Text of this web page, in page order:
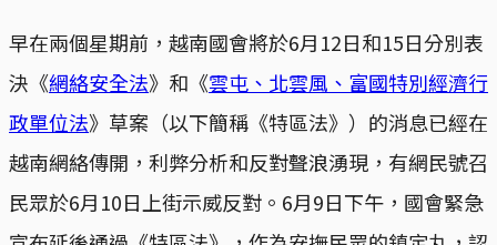
早在兩個星期前，越南國會將於6月12日和15日分別表
決《網絡安全法》和《雲屯、北雲風、富國特別經濟行
政單位法》草案（以下簡稱《特區法》）的消息已經在
越南網絡傳開，利弊分析和反對聲浪湧現，有網民號召
民眾於6月10日上街示威反對。6月9日下午，國會緊急